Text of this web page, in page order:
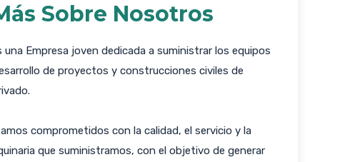
Sobre Nosotros
una Empresa joven dedicada a suministrar los equipos
de proyectos y construcciones civiles de
comprometidos con la calidad, el servicio y la
que suministramos, con el objetivo de generar